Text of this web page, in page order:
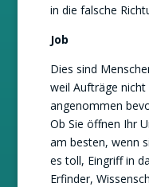
in die falsche
Job
Dies sind
weil Aufträge nicht
angenommen
Ob Sie öffnen Ihr
am besten, wenn
es toll, Eingriff in
Erfinder,